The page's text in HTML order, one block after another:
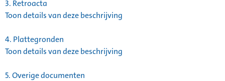
3. Retroacta
Toon details van deze beschrijving
4. Plattegronden
Toon details van deze beschrijving
5.Overige documenten